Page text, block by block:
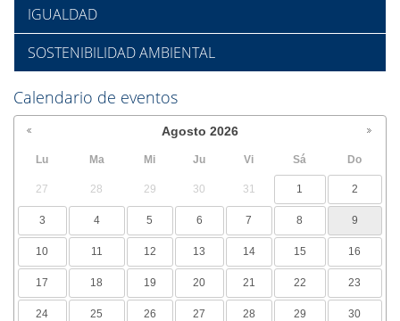
IGUALDAD
SOSTENIBILIDAD AMBIENTAL
Calendario de eventos
Agosto 2026
Lu Ma Mi Ju Vi Sá Do
27 28 29 30 31 1 2
3 4 5 6 7 8 9
10 11 12 13 14 15 16
17 18 19 20 21 22 23
24 25 26 27 28 29 30